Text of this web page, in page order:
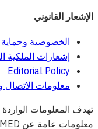
الإشعار القانوني
الخصوصية وحماية
إشعارات الملكية
Editorial Policy
معلومات الاتصال
تهدف المعلومات الواردة